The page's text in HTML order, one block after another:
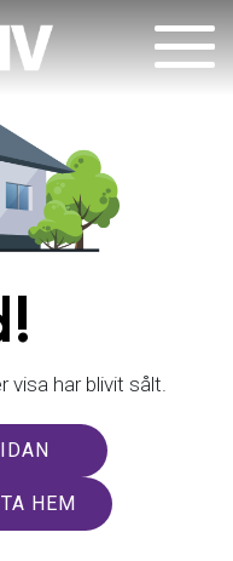
visa har blivit sålt.
HEM